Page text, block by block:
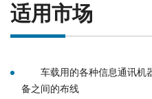
适用市场
车载用的各种信息通讯机
备之间的布线